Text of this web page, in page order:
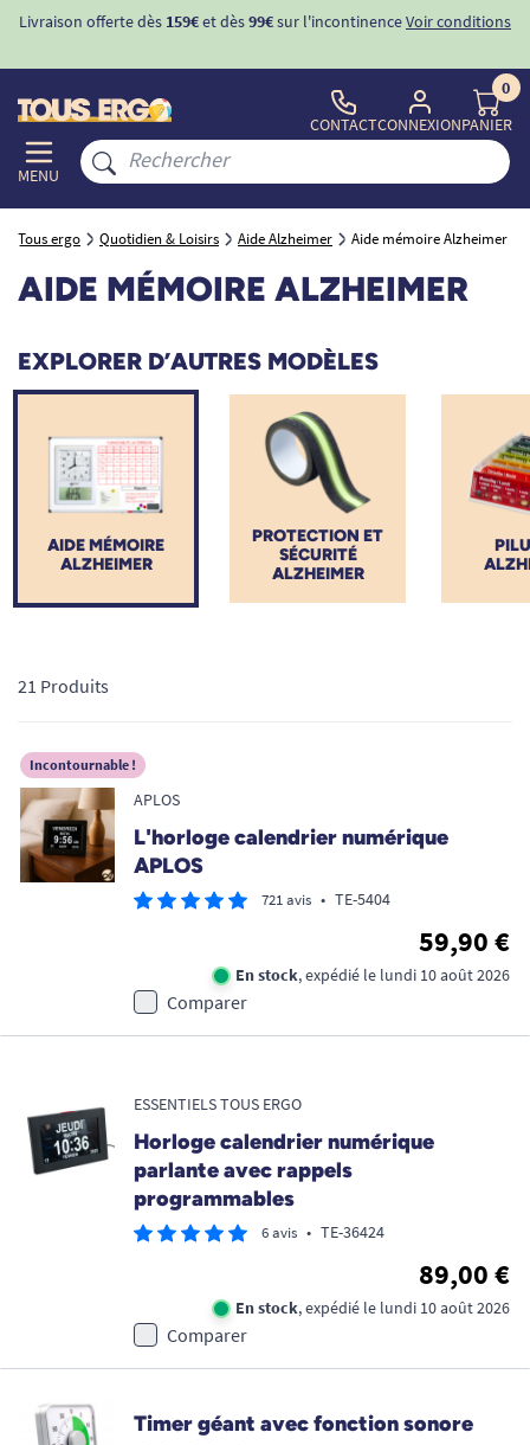
Livraison offerte dès 159€et dès99€sur l'incontinenceVoir conditions
MENU
CONTACTCONNEXION
0
PANIER
Tous ergo Quotidien & Loisirs Aide Alzheimer Aide mémoire Alzheimer
AIDE MÉMOIRE ALZHEIMER
EXPLORER D’AUTRES MODÈLES
PROTECTION ET
SÉCURITÉ
ALZHEIMER
AIDE MÉMOIRE
ALZHEIMER
21 Produits
Incontournable !
APLOS
L'horloge calendrier numérique
APLOS
721 avis • TE-5404
59,90 €
En stock, expédié le lundi 10 août 2026
Comparer
ESSENTIELS TOUS ERGO
Horloge calendrier numérique
parlante avec rappels
programmables
6 avis • TE-36424
89,00 €
En stock, expédié le lundi 10 août 2026
Comparer
Timer géant avec fonction sonore